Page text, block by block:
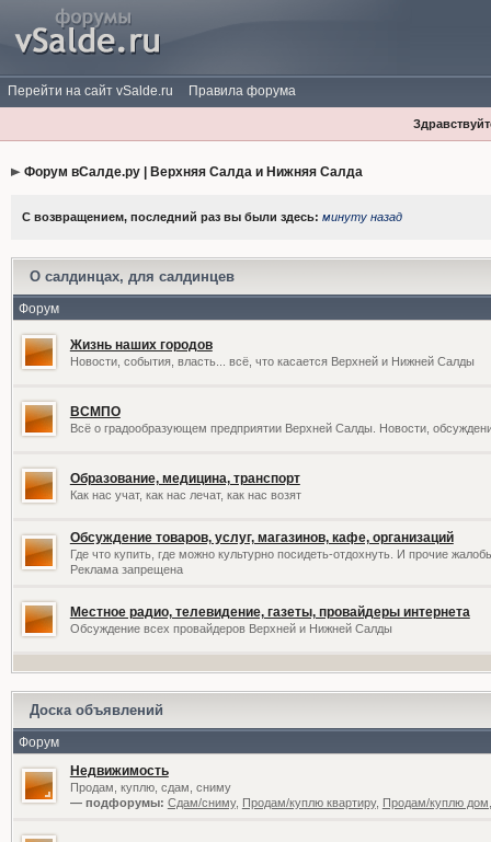
Перейти на сайт vSalde.ru Правила форума
Форум вСалде.ру | Верхняя Салда и Нижняя Салда
С возвращением, последний раз вы были здесь: минуту назад
О салдинцах, для салдинцев
Форум
Жизнь наших городов
Новости, события, власть... всё, что касается Верхней и Нижней Салды
ВСМПО
Всё о градообразующем предприятии Верхней Салды. Новости,
Образование, медицина, транспорт
Как нас учат, как нас лечат, как нас возят
Обсуждение товаров, услуг, магазинов, кафе, организаций
Где что купить, где можно культурно посидеть-отдохнуть. И прочие
Реклама запрещена
Местное радио, телевидение, газеты, провайдеры интернета
Обсуждение всех провайдеров Верхней и Нижней Салды
Доска объявлений
Форум
Недвижимость
Продам, куплю, сдам, сниму
— подфорумы: Сдам/сниму, Продам/куплю квартиру, Продам/куплю